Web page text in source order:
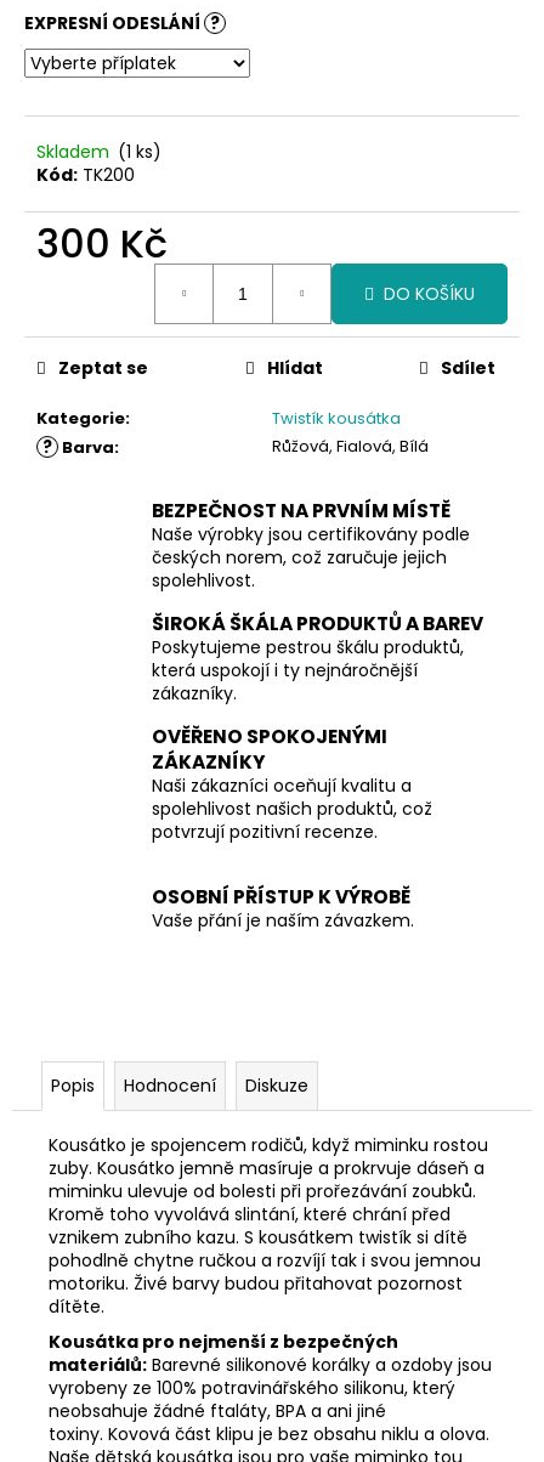
EXPRESNÍ ODESLÁNÍ ?
Skladem (1 ks)
Kód: TK200
300 Kč
DO KOŠÍKU
Kategorie: Twistík kousátka
? Barva: Růžová, Fialová, Bílá
Zeptat se Hlídat Sdílet
BEZPEČNOST NA PRVNÍM MÍSTĚ
Naše výrobky jsou certifikovány podle
českých norem, což zaručuje jejich
spolehlivost.
ŠIROKÁ ŠKÁLA PRODUKTŮ A BAREV
Poskytujeme pestrou škálu produktů,
která uspokojí i ty nejnáročnější
zákazníky.
OVĚŘENO SPOKOJENÝMI
ZÁKAZNÍKY
Naši zákazníci oceňují kvalitu a
spolehlivost našich produktů, což
potvrzují pozitivní recenze.
OSOBNÍ PŘÍSTUP K VÝROBĚ
Vaše přání je naším závazkem.
Popis Hodnocení Diskuze
Kousátko je spojencem rodičů, když miminku rostou
zuby. Kousátko jemně masíruje a prokrvuje dáseň a
miminku ulevuje od bolesti při prořezávání zoubků.
Kromě toho vyvolává slintání, které chrání před
vznikem zubního kazu. S kousátkem twistík si dítě
pohodlně chytne ručkou a rozvíjí tak i svou jemnou
motoriku. Živé barvy budou přitahovat pozornost
dítěte.
Kousátka pro nejmenší z bezpečných
materiálů: Barevné silikonové korálky a ozdoby jsou
vyrobeny ze 100% potravinářského silikonu, který
neobsahuje žádné ftaláty, BPA a ani jiné
toxiny. Kovová část klipu je bez obsahu niklu a olova.